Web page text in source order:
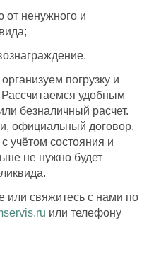
от ненужного и
погрузку и
удобным
безналичный расчет.
официальный договор.
учётом состояния и
не нужно будет
или свяжитесь с нами по
или телефону